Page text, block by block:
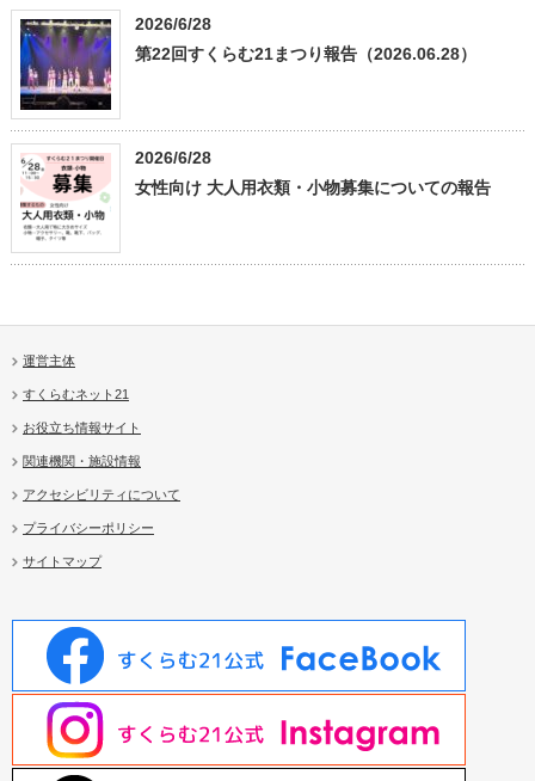
2026/6/28
第22回すくらむ21まつり報告（2026.06.28）
2026/6/28
女性向け 大人用衣類・小物募集についての報告
運営主体
すくらむネット21
お役立ち情報サイト
関連機関・施設情報
アクセシビリティについて
プライバシーポリシー
サイトマップ